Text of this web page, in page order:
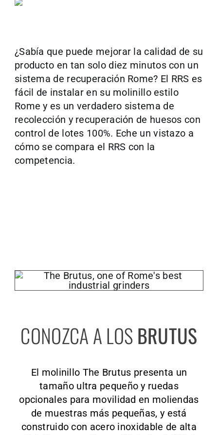
¿Sabía que puede mejorar la calidad de su
producto en tan solo diez minutos con un
sistema de recuperación Rome? El RRS es
fácil de instalar en su molinillo estilo
Rome y es un verdadero sistema de
recolección y recuperación de huesos con
control de lotes 100%. Eche un vistazo a
cómo se compara el RRS con la
competencia.
CONOZCA A LOSBRUTUS
El molinillo The Brutus presenta un
tamaño ultra pequeño y ruedas
opcionales para movilidad en moliendas
de muestras más pequeñas, y está
construido con acero inoxidable de alta